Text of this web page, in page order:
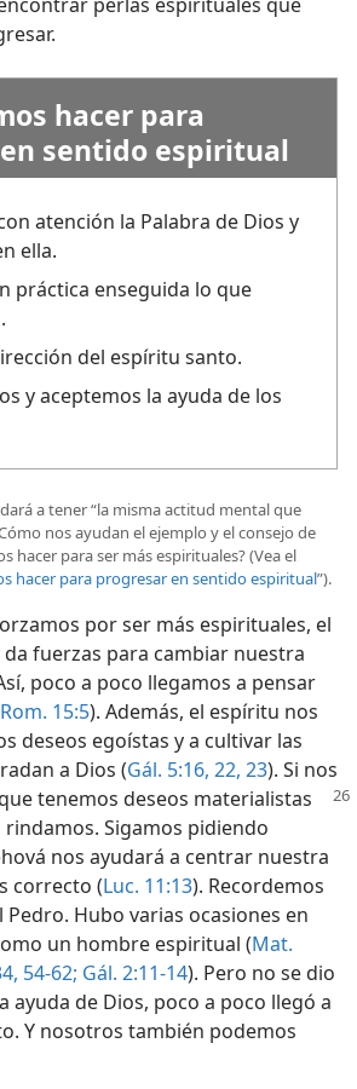
hacer para
sentido espiritual
atención la Palabra de Dios y
ella.
práctica enseguida lo que
del espíritu santo.
y aceptemos la ayuda de los
a tener “la misma actitud mental que
nos ayudan el ejemplo y el consejo de
hacer para ser más espirituales? (Vea el
hacer para progresar en sentido espiritual”).
por ser más espirituales, el
fuerzas para cambiar nuestra
poco a poco llegamos a pensar
Rom. 15:5). Además, el espíritu nos
deseos egoístas y a cultivar las
a Dios (Gál. 5:16, 22, 23). Si nos
tenemos deseos materialistas
rindamos. Sigamos pidiendo
nos ayudará a centrar nuestra
correcto (Luc. 11:13). Recordemos
Pedro. Hubo varias ocasiones en
un hombre espiritual (Mat.
54-62; Gál. 2:11-14). Pero no se dio
ayuda de Dios, poco a poco llegó a
Y nosotros también podemos